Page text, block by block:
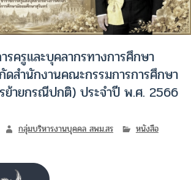
รครูและบุคลากรทางการศึกษา
ดสำนักงานคณะกรรมการการศึกษา
ย้ายกรณีปกติ) ประจำปี พ.ศ. 2566
กลุ่มบริหารงานบุคคล สพม.สร
หนังสือ